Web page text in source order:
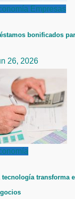
Empresas
bonificados
26, 2026
tecnología transforma